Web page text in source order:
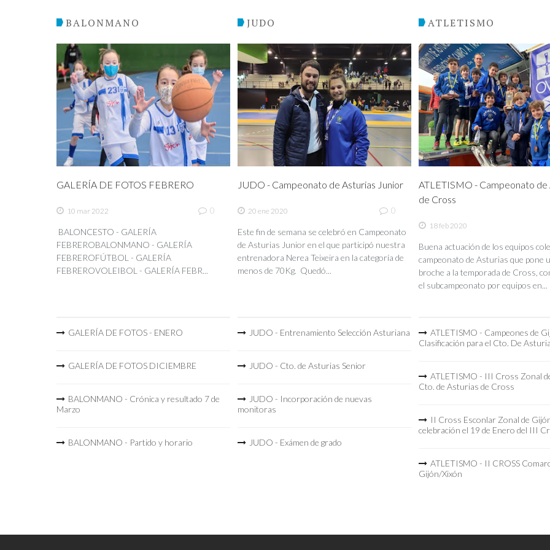
BALONMANO
GALERÍA DE FOTOS FEBRERO
10 mar 2022 0
BALONCESTO - GALERÍA
FEBREROBALONMANO - GALERÍA
FEBREROFÚTBOL - GALERÍA
FEBREROVOLEIBOL - GALERÍA FEBR...
GALERÍA DE FOTOS - ENERO
GALERÍA DE FOTOS DICIEMBRE
BALONMANO - Crónica y resultado 7 de
Marzo
BALONMANO - Partido y horario
JUDO
JUDO - Campeonato de Asturias Junior
20 ene 2020 0
Este fin de semana se celebró en Campeonato
de Asturias Junior en el que participó nuestra
entrenadora Nerea Teixeira en la categoría de
menos de 70Kg. Quedó...
JUDO - Entrenamiento Selección Asturiana
JUDO - Cto. de Asturias Senior
JUDO - Incorporación de nuevas
monitoras
JUDO - Exámen de grado
ATLETISMO
ATLETISMO - Campeonato de
de Cross
18 feb 2020
Buena actuación de los equipos
campeonato de Asturias que pone
broche a la temporada de Cross,
el subcampeonato por equipos en...
ATLETISMO - Campeones de
Clasificación para el Cto. De
ATLETISMO - III Cross Zonal
Cto. de Asturias de Cross
II Cross Esconlar Zonal de
celebración el 19 de Enero del III
ATLETISMO - II CROSS
Gijón/Xixón